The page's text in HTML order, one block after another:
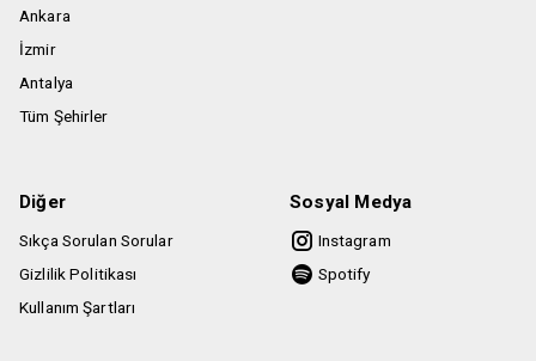
Ankara
İzmir
Antalya
Tüm Şehirler
Diğer
Sıkça Sorulan Sorular
Gizlilik Politikası
Kullanım Şartları
Sosyal Medya
Instagram
Spotify